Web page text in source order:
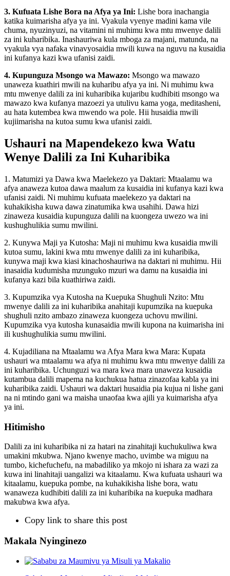
3. Kufuata Lishe Bora na Afya ya Ini: Lishe bora inachangia
katika kuimarisha afya ya ini. Vyakula vyenye madini kama vile
chuma, nyuzinyuzi, na vitamini ni muhimu kwa mtu mwenye dalili
za ini kuharibika. Inashauriwa kula mboga za majani, matunda, na
vyakula vya nafaka vinavyosaidia mwili kuwa na nguvu na kusaidia
ini kufanya kazi kwa ufanisi zaidi.
4. Kupunguza Msongo wa Mawazo: Msongo wa mawazo
unaweza kuathiri mwili na kuharibu afya ya ini. Ni muhimu kwa
mtu mwenye dalili za ini kuharibika kujaribu kudhibiti msongo wa
mawazo kwa kufanya mazoezi ya utulivu kama yoga, meditasheni,
au hata kutembea kwa mwendo wa pole. Hii husaidia mwili
kujiimarisha na kutoa sumu kwa ufanisi zaidi.
Ushauri na Mapendekezo kwa Watu
Wenye Dalili za Ini Kuharibika
1. Matumizi ya Dawa kwa Maelekezo ya Daktari: Mtaalamu wa
afya anaweza kutoa dawa maalum za kusaidia ini kufanya kazi kwa
ufanisi zaidi. Ni muhimu kufuata maelekezo ya daktari na
kuhakikisha kuwa dawa zinatumika kwa usahihi. Dawa hizi
zinaweza kusaidia kupunguza dalili na kuongeza uwezo wa ini
kushughulikia sumu mwilini.
2. Kunywa Maji ya Kutosha: Maji ni muhimu kwa kusaidia mwili
kutoa sumu, lakini kwa mtu mwenye dalili za ini kuharibika,
kunywa maji kwa kiasi kinachoshauriwa na daktari ni muhimu. Hii
inasaidia kudumisha mzunguko mzuri wa damu na kusaidia ini
kufanya kazi bila kuathiriwa zaidi.
3. Kupumzika vya Kutosha na Kuepuka Shughuli Nzito: Mtu
mwenye dalili za ini kuharibika anahitaji kupumzika na kuepuka
shughuli nzito ambazo zinaweza kuongeza uchovu mwilini.
Kupumzika vya kutosha kunasaidia mwili kupona na kuimarisha ini
ili kushughulikia sumu mwilini.
4. Kujadiliana na Mtaalamu wa Afya Mara kwa Mara: Kupata
ushauri wa mtaalamu wa afya ni muhimu kwa mtu mwenye dalili za
ini kuharibika. Uchunguzi wa mara kwa mara unaweza kusaidia
kutambua dalili mapema na kuchukua hatua zinazofaa kabla ya ini
kuharibika zaidi. Ushauri wa daktari husaidia pia kujua ni lishe gani
na ni mtindo gani wa maisha unaofaa kwa ajili ya kuimarisha afya
ya ini.
Hitimisho
Dalili za ini kuharibika ni za hatari na zinahitaji kuchukuliwa kwa
umakini mkubwa. Njano kwenye macho, uvimbe wa miguu na
tumbo, kichefuchefu, na mabadiliko ya mkojo ni ishara za wazi za
kuwa ini linahitaji uangalizi wa kitaalamu. Kwa kufuata ushauri wa
kitaalamu, kuepuka pombe, na kuhakikisha lishe bora, watu
wanaweza kudhibiti dalili za ini kuharibika na kuepuka madhara
makubwa kwa afya.
Copy link to share this post
Makala Nyinginezo